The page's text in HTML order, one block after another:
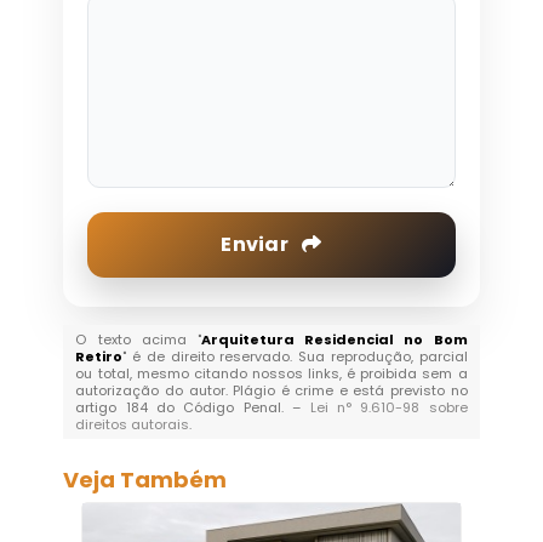
Enviar
O texto acima "Arquitetura Residencial no Bom
Retiro" é de direito reservado. Sua reprodução, parcial
ou total, mesmo citando nossos links, é proibida sem a
autorização do autor. Plágio é crime e está previsto no
artigo 184 do Código Penal. – Lei n° 9.610-98 sobre
direitos autorais.
Veja Também